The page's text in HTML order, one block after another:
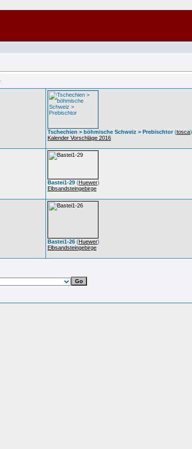
Tschechien > böhmische Schweiz > Prebischtor(tosca)
Kalender Vorschläge 2016
Bastei1-29 (Huewer)
Elbsandsteingebirge
Bastei1-26 (Huewer)
Elbsandsteingebirge